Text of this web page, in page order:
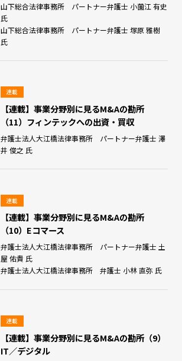
山下総合法律事務所 パートナー弁護士 小薗江 有史
氏
山下総合法律事務所 パートナー弁護士 塚原 雅樹
氏
連載
【連載】事業分野別に見るM&Aの勘所
（11）フィンテックへの出資・買収
弁護士法人大江橋法律事務所 パートナー弁護士 澤
井 俊之 氏
連載
【連載】事業分野別に見るM&Aの勘所
（10）Eコマース
弁護士法人大江橋法律事務所 パートナー弁護士 土
屋 佑貴 氏
弁護士法人大江橋法律事務所 弁護士 小林 直弥 氏
連載
【連載】事業分野別に見るM&Aの勘所（9）
IT／デジタル